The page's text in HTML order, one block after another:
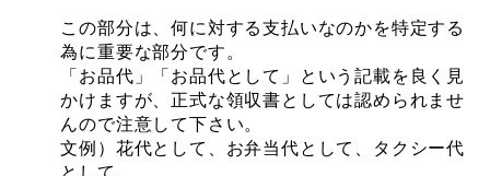
この部分は、何に対する支払いなのかを特定する
為に重要な部分です。
「お品代」「お品代として」という記載を良く見
かけますが、正式な領収書としては認められませ
んので注意して下さい。
文例）花代として、お弁当代として、タクシー代